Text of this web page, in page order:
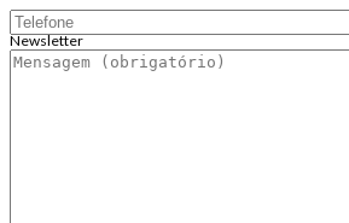
Newsletter
Endereço de email: